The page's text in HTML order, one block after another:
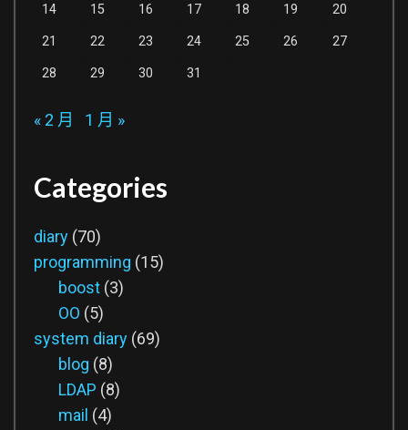
14 15 16 17 18 19 20
21 22 23 24 25 26 27
28 29 30 31
« 2 月 1 月 »
Categories
diary (70)
programming (15)
boost (3)
OO (5)
system diary (69)
blog (8)
LDAP (8)
mail (4)